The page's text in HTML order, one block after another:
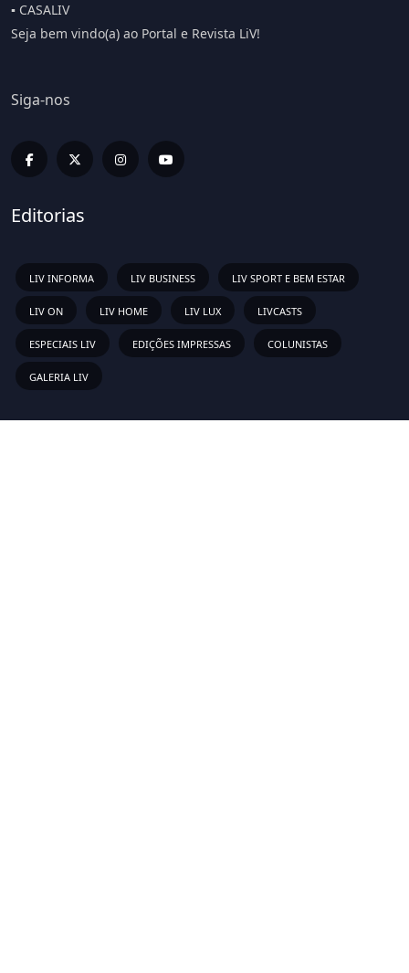
▪️ CASALIV
Seja bem vindo(a) ao Portal e Revista LiV!
Siga-nos
Editorias
LIV INFORMA LIV BUSINESS LIV SPORT E BEM ESTAR
LIV ON LIV HOME LIV LUX LIVCASTS
ESPECIAIS LIV EDIÇÕES IMPRESSAS COLUNISTAS
GALERIA LIV